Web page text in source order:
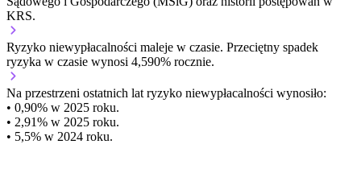
KRS.
Ryzyko niewypłacalności maleje w czasie. Przeciętny spadek
ryzyka w czasie wynosi 4,590% rocznie.
Na przestrzeni ostatnich lat ryzyko niewypłacalności wynosiło:
• 0,90% w 2025 roku.
• 2,91% w 2025 roku.
• 5,5% w 2024 roku.